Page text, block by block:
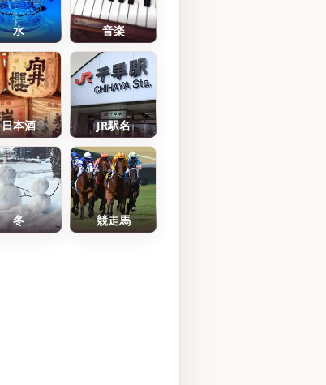
水 音楽
日本酒 JR駅名
冬 競走馬